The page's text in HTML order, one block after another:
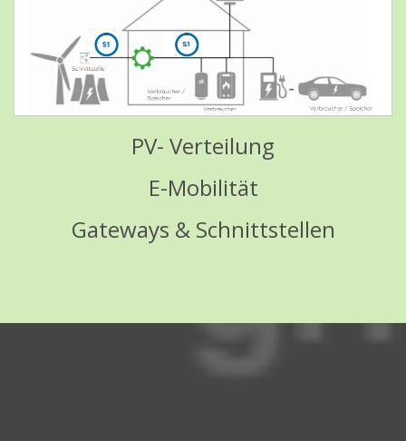
PV- Verteilung
E-Mobilität
Gateways & Schnittstellen